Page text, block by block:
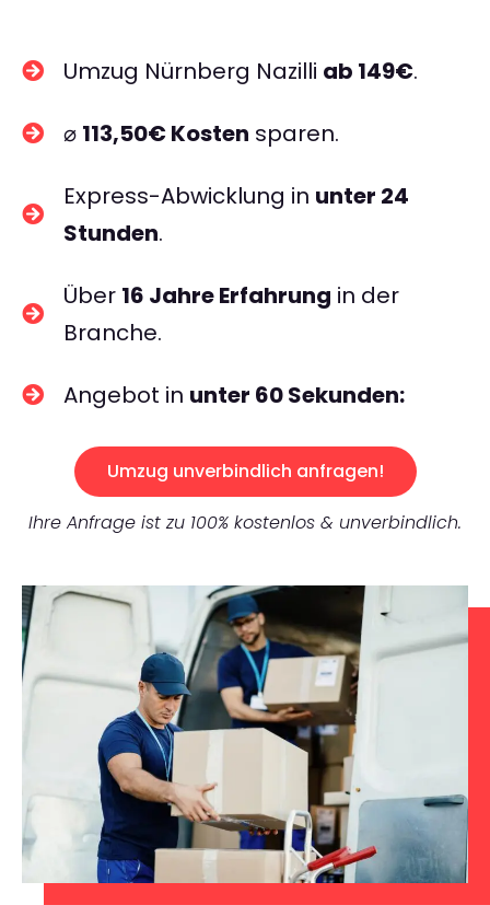
Umzug Nürnberg Nazilli ab 149€.
⌀ 113,50€ Kosten sparen.
Express-Abwicklung in unter 24
Stunden.
Über 16 Jahre Erfahrung in der
Branche.
Angebot in unter 60 Sekunden:
Umzug unverbindlich anfragen!
Ihre Anfrage ist zu 100% kostenlos & unverbindlich.